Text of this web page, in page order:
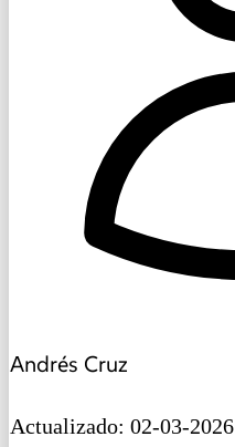
Andrés Cruz
Actualizado: 02-03-2026